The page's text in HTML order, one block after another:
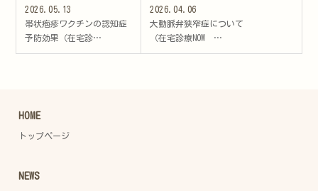
2026.05.13
帯状疱疹ワクチンの認知症
予防効果（在宅診…
2026.04.06
大動脈弁狭窄症について
（在宅診療NOW …
HOME
トップページ
NEWS